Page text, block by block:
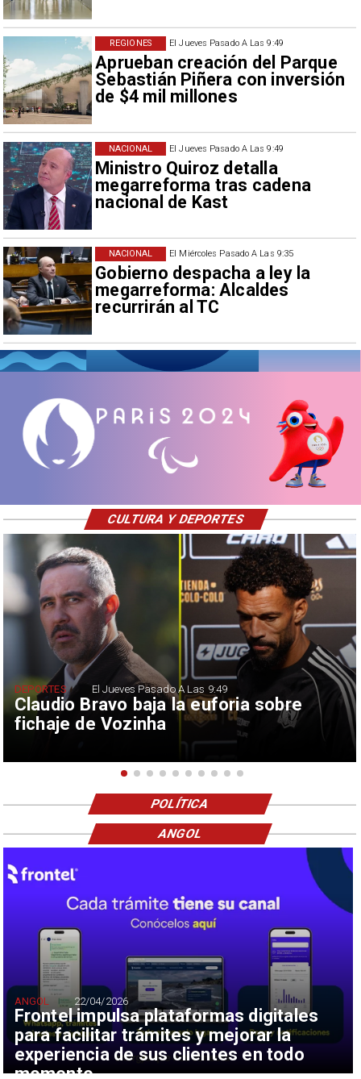
El Jueves Pasado A Las 9:49
Aprueban creación del Parque
Sebastián Piñera con inversión
de $4 mil millones
REGIONES
El Jueves Pasado A Las 9:49
Ministro Quiroz detalla
megarreforma tras cadena
nacional de Kast
NACIONAL
El Miércoles Pasado A Las 9:35
Gobierno despacha a ley la
megarreforma: Alcaldes
recurrirán al TC
NACIONAL
Claudio Bravo baja la euforia sobre
fichaje de Vozinha
DEPORTES El Jueves Pasado A Las 9:49
CULTURA Y DEPORTES
POLÍTICA
Frontel impulsa plataformas digitales
para facilitar trámites y mejorar la
experiencia de sus clientes en todo
momento
ANGOL 22/04/2026
ANGOL